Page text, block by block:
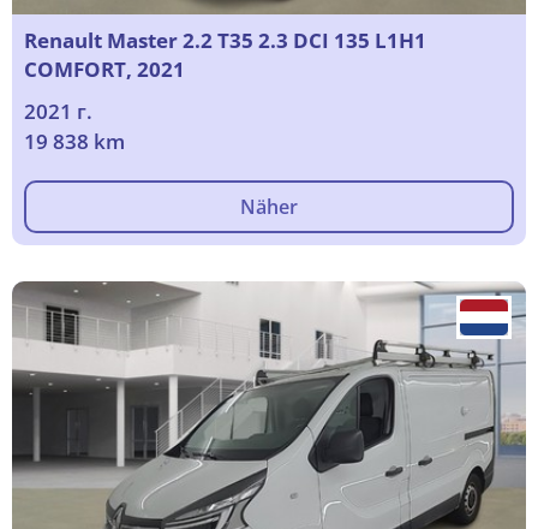
Renault Master 2.2 T35 2.3 DCI 135 L1H1
COMFORT, 2021
2021 г.
19 838 km
Näher